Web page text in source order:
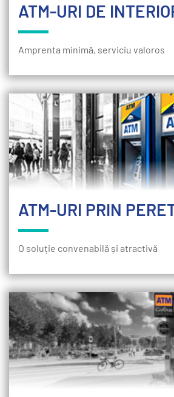
ATM-URI DE
Amprenta minimă, serviciu valoros
ATM-URI PRIN
O soluție convenabilă și atractivă